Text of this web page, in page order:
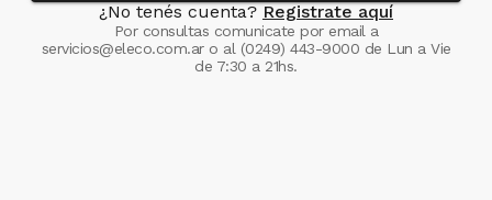
¿No tenés cuenta? Registrate aquí
Por consultas comunicate por email a
servicios@eleco.com.aro al (0249) 443-9000 de Lun a Vie
de 7:30 a 21hs.